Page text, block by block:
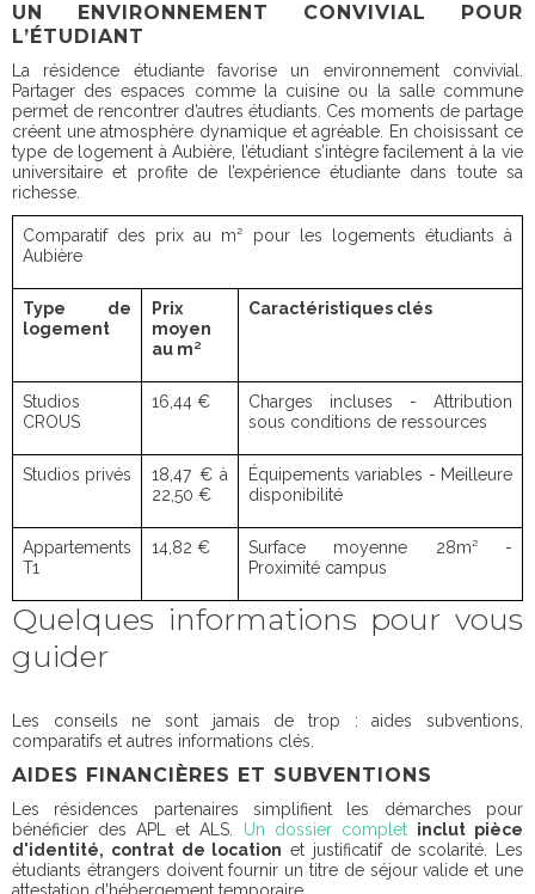
UN ENVIRONNEMENT CONVIVIAL POUR
L’ÉTUDIANT
La résidence étudiante favorise un environnement convivial.
Partager des espaces comme la cuisine ou la salle commune
permet de rencontrer d’autres étudiants. Ces moments de partage
créent une atmosphère dynamique et agréable. En choisissant ce
type de logement à Aubière, l’étudiant s’intègre facilement à la vie
universitaire et profite de l’expérience étudiante dans toute sa
richesse.
Comparatif des prix au m² pour les logements étudiants à
Aubière
Type de
logement
Prix
moyen
au m²
Caractéristiques clés
Studios
CROUS
16,44 €
Charges incluses - Attribution
sous conditions de ressources
Studios privés
18,47 € à
22,50 €
Équipements variables - Meilleure
disponibilité
Appartements
T1
14,82 €
Surface moyenne 28m² -
Proximité campus
Quelques informations pour vous
guider
Les conseils ne sont jamais de trop : aides subventions,
comparatifs et autres informations clés.
AIDES FINANCIÈRES ET SUBVENTIONS
Les résidences partenaires simplifient les démarches pour
bénéficier des APL et ALS. Un dossier complet inclut pièce
d'identité, contrat de location et justificatif de scolarité. Les
étudiants étrangers doivent fournir un titre de séjour valide et une